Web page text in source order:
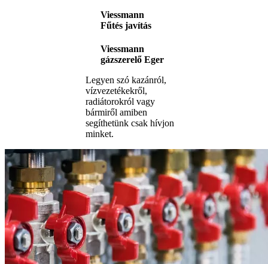
Viessmann
Fűtés javítás
Viessmann
gázszerelő Eger
Legyen szó kazánról,
vízvezetékekről,
radiátorokról vagy
bármiről amiben
segíthetünk csak hívjon
minket.